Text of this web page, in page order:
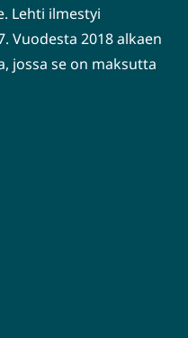
Lehti ilmestyi
Vuodesta 2018 alkaen
jossa se on maksutta